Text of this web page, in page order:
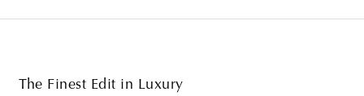
The Finest Edit in Luxury